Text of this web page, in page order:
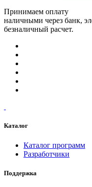
Принимаем оплату
наличными через банк,
безналичный расчет.
Каталог
Каталог программ
Разработчики
Поддержка